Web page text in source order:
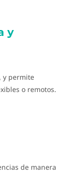
y
y permite
o remotos.
de manera